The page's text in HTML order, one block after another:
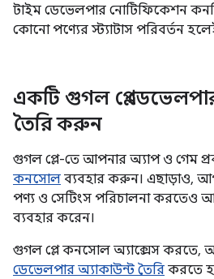
টাইম ডেভেলপার নোটিফিকেশন
কোনো পণ্যের স্ট্যাটাস পরিবর্তন
একটি গুগল প্লে
তৈরি করুন
গুগল প্লে-তে আপনার অ্যাপ ও গেম
কনসোল ব্যবহার করুন। এছাড়াও,
পণ্য ও সেটিংস পরিচালনা করতেও
ব্যবহার করেন।
গুগল প্লে কনসোল অ্যাক্সেস করতে,
ডেভেলপার অ্যাকাউন্ট তৈরি করতে